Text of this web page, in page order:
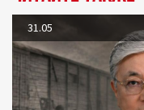
31.05